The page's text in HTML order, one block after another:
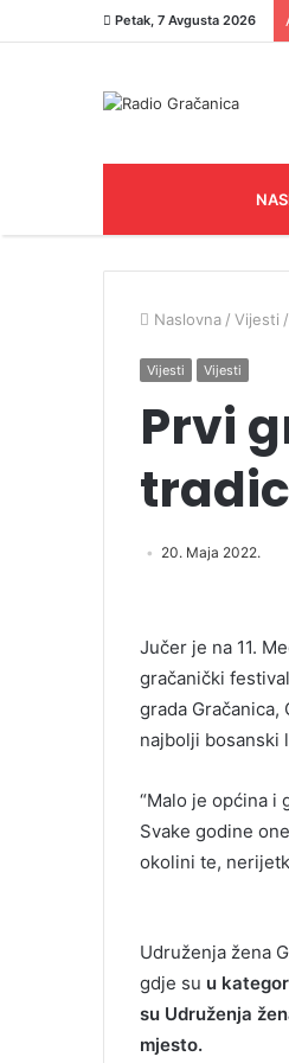
Petak, 7 Avgusta 2026
Naslovna / Vijesti /
Vijesti Vijesti
Prvi
20. Maja 2022.
Jučer je na 11.
gračanički
grada
najbolji bosanski
“Malo je općina i
Svake godine
okolini te,
Udruženja žena
gdje su u
su Udruženja
mjesto.